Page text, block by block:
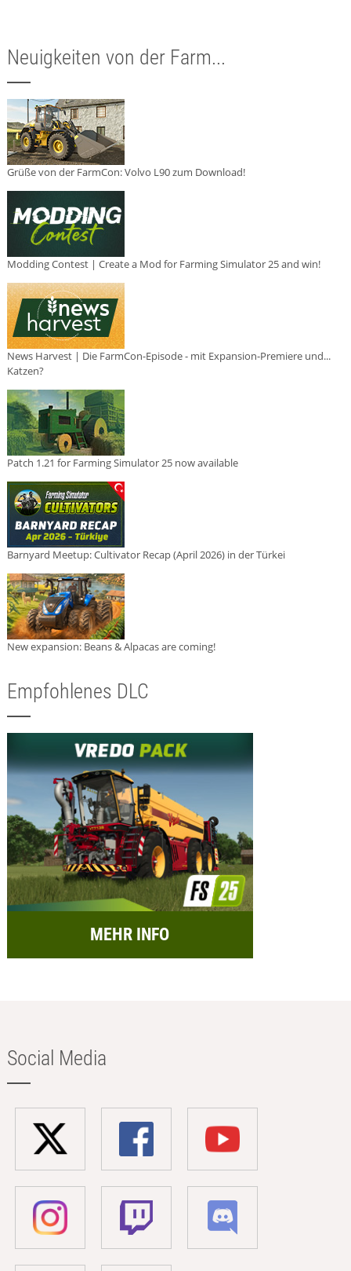
Neuigkeiten von der Farm...
Grüße von der FarmCon: Volvo L90 zum Download!
Modding Contest | Create a Mod for Farming Simulator 25 and win!
News Harvest | Die FarmCon-Episode - mit Expansion-Premiere und...
Katzen?
Patch 1.21 for Farming Simulator 25 now available
Barnyard Meetup: Cultivator Recap (April 2026) in der Türkei
New expansion: Beans & Alpacas are coming!
Empfohlenes DLC
MEHR INFO
Social Media